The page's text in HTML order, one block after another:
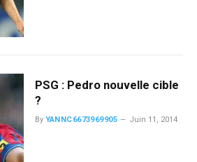
PSG : Pedro nouvelle cible
?
By YANNC6673969905 Juin 11, 2014